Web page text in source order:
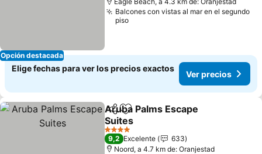
Opción destacada
Balcones con vistas al mar en el segundo
piso
Elige fechas para ver los precios exactos
Ver precios
CompartirAgregar a favoritos
Aruba Palms Escape
Suites
Ver precios
4 Estrellas
9,2 Excelente
633
Noord, a 4.7 km de: Oranjestad